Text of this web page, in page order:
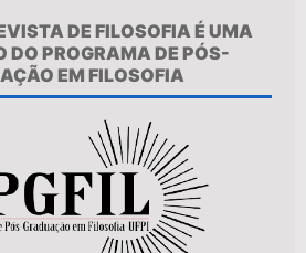
DE FILOSOFIA É UMA
DO PROGRAMA DE PÓS-
EM FILOSOFIA